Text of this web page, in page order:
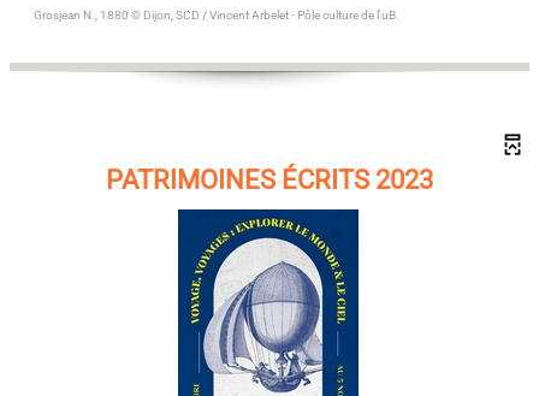
Grosjean N., 1880 © Dijon, SCD / Vincent Arbelet - Pôle culture de l'uB.
PATRIMOINES ÉCRITS 2023